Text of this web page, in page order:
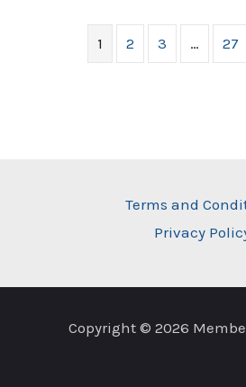
1 2 3 … 27
Terms and
Privacy
Copyright © 2026